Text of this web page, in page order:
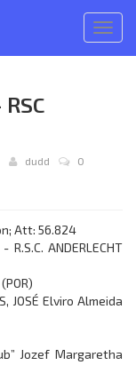
меню
dudd
0
Att: 56.824
R.S.C. ANDERLECHT
JOSÉ Elviro Almeida
Jozef Margaretha